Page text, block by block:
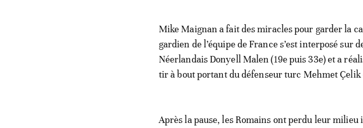
Mike Maignan a fait des miracles pour garder la
gardien de l’équipe de France s’est interposé sur
Néerlandais Donyell Malen (19e puis 33e) et a
tir à bout portant du défenseur turc Mehmet Çelik
Après la pause, les Romains ont perdu leur